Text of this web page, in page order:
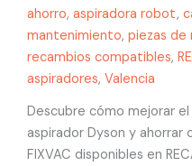
ahorro, aspiradora robot,
mantenimiento, piezas de
recambios compatibles,
aspiradores, Valencia
Descubre cómo mejorar
aspirador Dyson y ahorrar
FIXVAC disponibles en